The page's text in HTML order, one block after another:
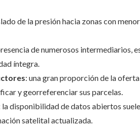
de la presión hacia zonas con
de numerosos intermediarios,
íntegra.
: una gran proporción de la
y georreferenciar sus parcelas.
la disponibilidad de datos abiertos
satelital actualizada.